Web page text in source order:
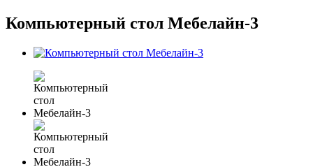
Компьютерный стол Мебелайн-3